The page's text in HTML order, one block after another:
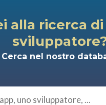
alla ricerca
Cerca nel nostro